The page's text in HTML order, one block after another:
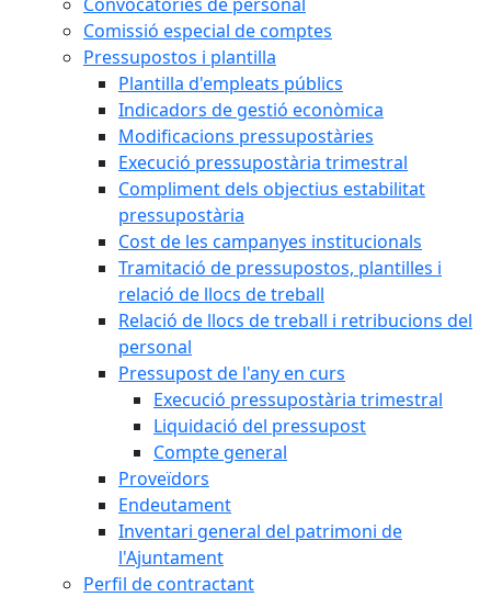
Comissió especial de comptes
Pressupostos i plantilla
Plantilla d'empleats públics
Indicadors de gestió econòmica
Modificacions pressupostàries
Execució pressupostària trimestral
Compliment dels objectius estabilitat
pressupostària
Cost de les campanyes institucionals
Tramitació de pressupostos, plantilles i
relació de llocs de treball
Relació de llocs de treball i retribucions del
personal
Pressupost de l'any en curs
Execució pressupostària trimestral
Liquidació del pressupost
Compte general
Proveïdors
Endeutament
Inventari general del patrimoni de
l'Ajuntament
Perfil de contractant